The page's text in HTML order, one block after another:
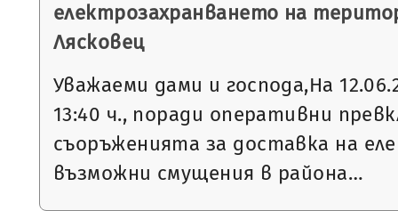
електрозахранването на
Лясковец
Уважаеми дами и господа,На
13:40 ч., поради оперативни
съоръженията за доставка на
възможни смущения в района…